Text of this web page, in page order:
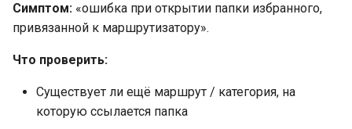
Симптом: «ошибка при открытии папки избранного,
привязанной к маршрутизатору».
Что проверить:
Существует ли ещё маршрут / категория, на
которую ссылается папка